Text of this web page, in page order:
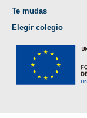
Te mudas
Elegir colegio